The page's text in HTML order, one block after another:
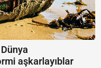
aşkarlayıblar